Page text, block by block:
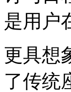
是用户
更具想
了传统